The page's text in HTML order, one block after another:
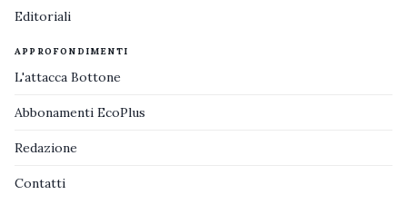
Editoriali
APPROFONDIMENTI
L'attacca Bottone
Abbonamenti EcoPlus
Redazione
Contatti